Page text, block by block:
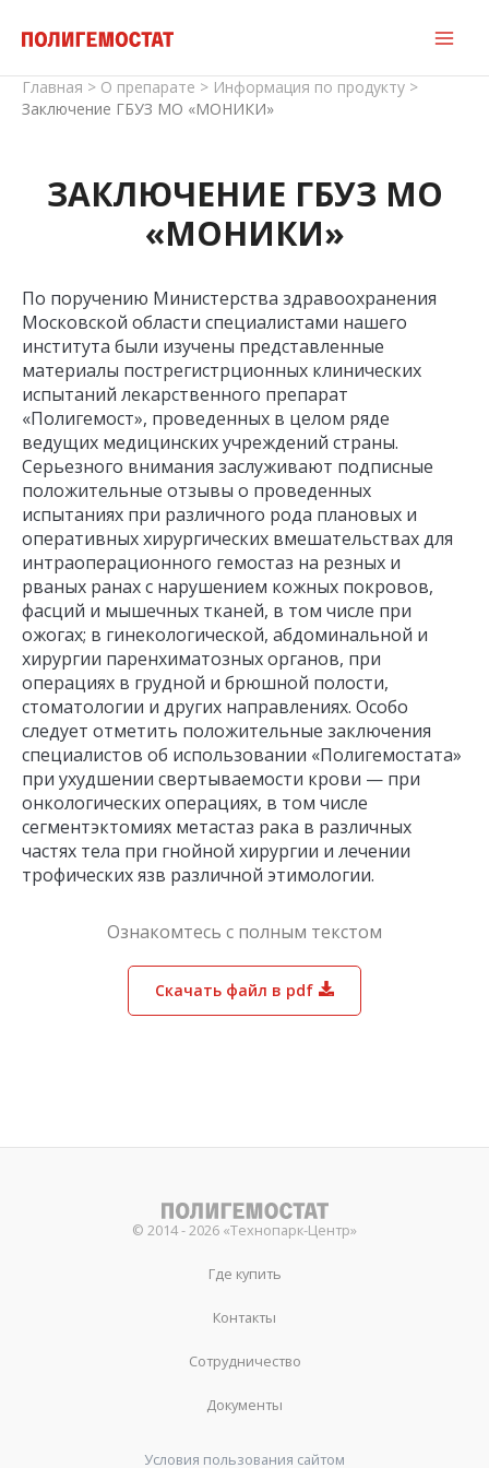
содержимому
Главная > О препарате > Информация по продукту >
Заключение ГБУЗ МО «МОНИКИ»
ЗАКЛЮЧЕНИЕ ГБУЗ МО
«МОНИКИ»
По поручению Министерства здравоохранения
Московской области специалистами нашего
института были изучены представленные
материалы пострегистрционных клинических
испытаний лекарственного препарат
«Полигемост», проведенных в целом ряде
ведущих медицинских учреждений страны.
Серьезного внимания заслуживают подписные
положительные отзывы о проведенных
испытаниях при различного рода плановых и
оперативных хирургических вмешательствах для
интраоперационного гемостаз на резных и
рваных ранах с нарушением кожных покровов,
фасций и мышечных тканей, в том числе при
ожогах; в гинекологической, абдоминальной и
хирургии паренхиматозных органов, при
операциях в грудной и брюшной полости,
стоматологии и других направлениях. Особо
следует отметить положительные заключения
специалистов об использовании «Полигемостата»
при ухудшении свертываемости крови — при
онкологических операциях, в том числе
сегментэктомиях метастаз рака в различных
частях тела при гнойной хирургии и лечении
трофических язв различной этимологии.
Ознакомтесь с полным текстом
Скачать файл в pdf
© 2014 - 2026 «Технопарк-Центр»
Где купить
Контакты
Сотрудничество
Документы
Условия пользования сайтом